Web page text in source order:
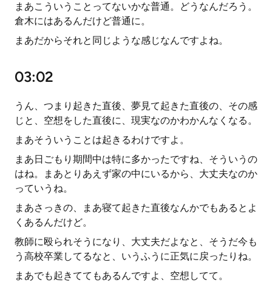
まあこういうことってないかな普通。どうなんだろう。
倉木にはあるんだけど普通に。
まあだからそれと同じような感じなんですよね。
03:02
うん、つまり起きた直後、夢見て起きた直後の、その感
じと、空想をした直後に、現実なのかわかんなくなる。
まあそういうことは起きるわけですよ。
まあ日ごもり期間中は特に多かったですね、そういうの
はね。まあとりあえず家の中にいるから、大丈夫なのか
っていうね。
まあさっきの、まあ寝て起きた直後なんかでもあるとよ
くあるんだけど。
教師に殴られそうになり、大丈夫だよなと、そうだ今も
う高校卒業してるなと、いうふうに正気に戻ったりね。
まあでも起きててもあるんですよ、空想してて。